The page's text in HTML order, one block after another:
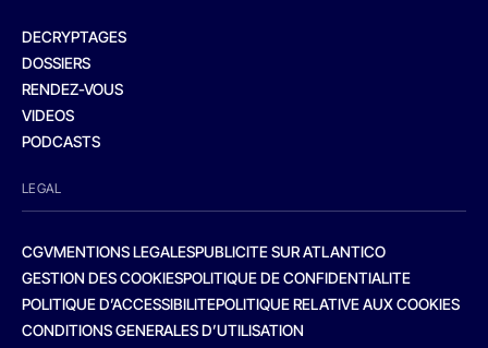
DECRYPTAGES
DOSSIERS
RENDEZ-VOUS
VIDEOS
PODCASTS
LEGAL
CGVMENTIONS LEGALESPUBLICITE SUR ATLANTICO
GESTION DES COOKIESPOLITIQUE DE CONFIDENTIALITE
POLITIQUE D’ACCESSIBILITEPOLITIQUE RELATIVE AUX COOKIES
CONDITIONS GENERALES D’UTILISATION